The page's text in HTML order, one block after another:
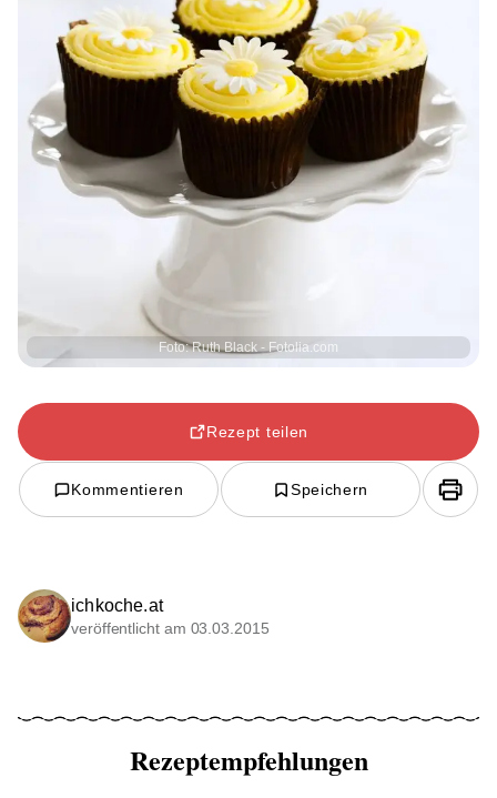
Foto: Ruth Black - Fotolia.com
Rezept teilen
Kommentieren Speichern
ichkoche.at
veröffentlicht am 03.03.2015
Rezeptempfehlungen